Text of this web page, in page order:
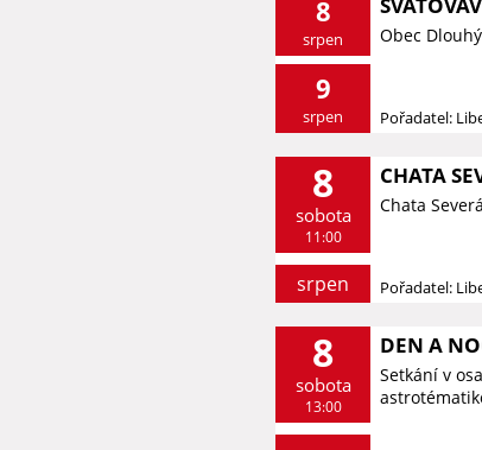
8
srpen
9
srpen
Obec
Pořadatel:
8
sobota
11:00
srpen
CHATA
Chata
Pořadatel:
8
sobota
13:00
DEN A
Setkání v